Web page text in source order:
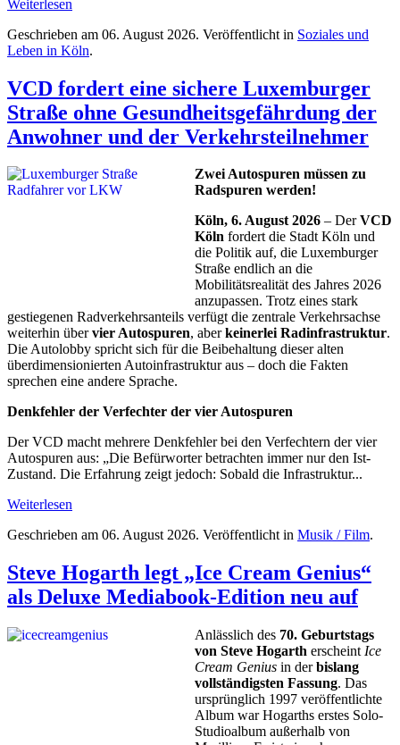
Weiterlesen
Geschrieben am 06. August 2026. Veröffentlicht in Soziales und
Leben in Köln.
VCD fordert eine sichere Luxemburger
Straße ohne Gesundheitsgefährdung der
Anwohner und der Verkehrsteilnehmer
Zwei Autospuren müssen zu
Radspuren werden!
Köln, 6. August 2026 – DerVCD
Köln fordert die Stadt Köln und
die Politik auf, die Luxemburger
Straße endlich an die
Mobilitätsrealität des Jahres 2026
anzupassen. Trotz eines stark
gestiegenen Radverkehrsanteils verfügt die zentrale Verkehrsachse
weiterhin übervier Autospuren, aberkeinerlei Radinfrastruktur.
Die Autolobby spricht sich für die Beibehaltung dieser alten
überdimensionierten Autoinfrastruktur aus – doch die Fakten
sprechen eine andere Sprache.
Denkfehler der Verfechter der vier Autospuren
Der VCD macht mehrere Denkfehler bei den Verfechtern der vier
Autospuren aus: „Die Befürworter betrachten immer nur den Ist-
Zustand. Die Erfahrung zeigt jedoch: Sobald die Infrastruktur...
Weiterlesen
Geschrieben am 06. August 2026. Veröffentlicht in Musik / Film.
Steve Hogarth legt „Ice Cream Genius“
als Deluxe Mediabook-Edition neu auf
Anlässlich des 70. Geburtstags
von Steve Hogarth erscheint Ice
Cream Genius in derbislang
vollständigsten Fassung. Das
ursprünglich 1997 veröffentlichte
Album war Hogarths erstes Solo-
Studioalbum außerhalb von